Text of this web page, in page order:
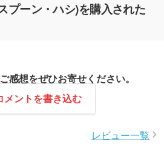
プーン・ハシ)を購入された
感想をぜひお寄せください。
メントを書き込む
レビュー一覧